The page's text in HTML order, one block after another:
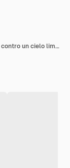
Vista panoramica delle strutture costruite contro un cielo limpido